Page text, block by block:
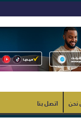
نحن اتصل بنا